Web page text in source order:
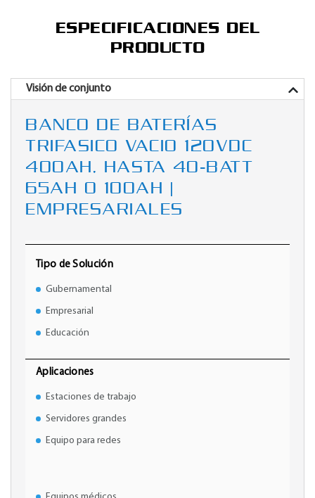
ESPECIFICACIONES DEL
PRODUCTO
Visión de conjunto
BANCO DE BATERÍAS
TRIFASICO VACIO 120VDC
400AH, HASTA 40-BATT
65AH O 100AH |
EMPRESARIALES
Tipo de Solución
Gubernamental
Empresarial
Educación
Aplicaciones
Estaciones de trabajo
Servidores grandes
Equipo para redes